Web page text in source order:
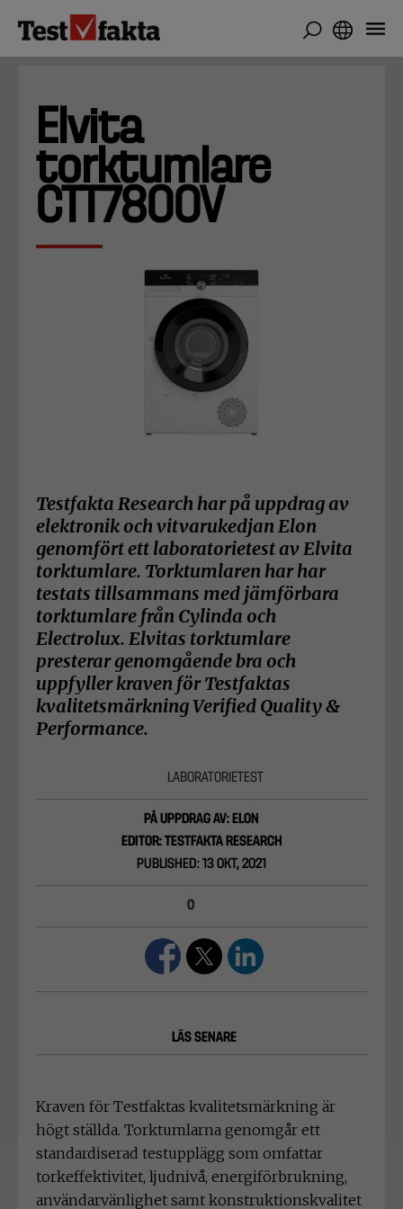
huvudinnehåll
Elvita
torktumlare
CTT7800V
Testfakta Research har på uppdrag av
elektronik och vitvarukedjan Elon
genomfört ett laboratorietest av Elvita
torktumlare. Torktumlaren har har
testats tillsammans med jämförbara
torktumlare från Cylinda och
Electrolux. Elvitas torktumlare
presterar genomgående bra och
uppfyller kraven för Testfaktas
kvalitetsmärkning Verified Quality &
Performance.
LABORATORIETEST
PÅ UPPDRAG AV: ELON
EDITOR: TESTFAKTA RESEARCH
PUBLISHED: 13 OKT, 2021
0
LÄS SENARE
Kraven för Testfaktas kvalitetsmärkning är
högt ställda. Torktumlarna genomgår ett
standardiserad testupplägg som omfattar
torkeffektivitet, ljudnivå, energiförbrukning,
användarvänlighet samt konstruktionskvalitet